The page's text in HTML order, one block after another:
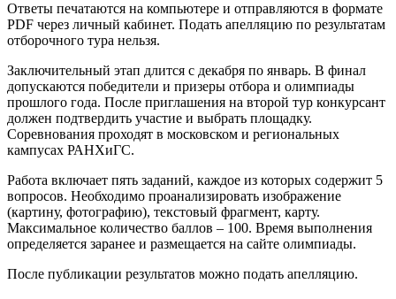
Ответы печатаются на компьютере и отправляются в формате
PDF через личный кабинет. Подать апелляцию по результатам
отборочного тура нельзя.
Заключительный этап длится с декабря по январь. В финал
допускаются победители и призеры отбора и олимпиады
прошлого года. После приглашения на второй тур конкурсант
должен подтвердить участие и выбрать площадку.
Соревнования проходят в московском и региональных
кампусах РАНХиГС.
Работа включает пять заданий, каждое из которых содержит 5
вопросов. Необходимо проанализировать изображение
(картину, фотографию), текстовый фрагмент, карту.
Максимальное количество баллов – 100. Время выполнения
определяется заранее и размещается на сайте олимпиады.
После публикации результатов можно подать апелляцию.